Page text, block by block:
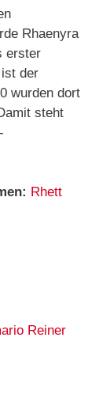
Rhaenyra
erster
der
wurden dort
steht
Rhett
Reiner